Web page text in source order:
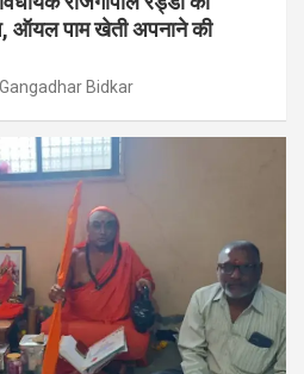
ऑयल पाम खेती अपनाने की
Bidkar